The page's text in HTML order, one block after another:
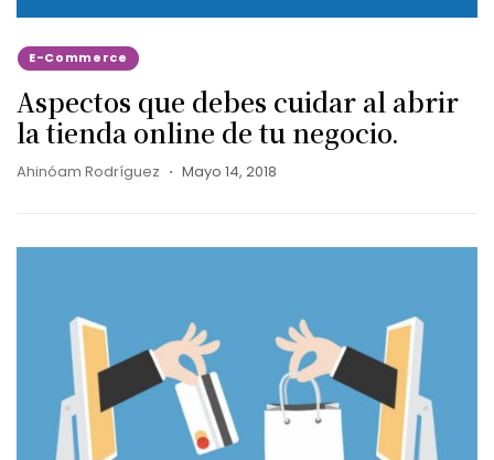
E-Commerce
Aspectos que debes cuidar al abrir
la tienda online de tu negocio.
Ahinóam Rodríguez Mayo 14, 2018